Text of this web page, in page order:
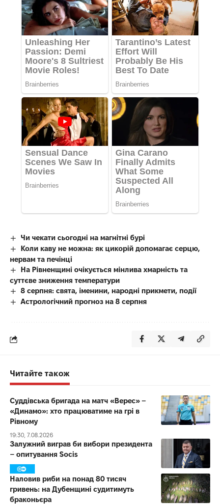
Чи чекати сьогодні на магнітні бурі
Коли каву не можна: як цикорій допомагає серцю,
нервам та печінці
На Рівненщині очікується мінлива хмарність та
суттєве зниження температури
8 серпня: свята, іменини, народні прикмети, події
Астрологічний прогноз на 8 серпня
Читайте також
Суддівська бригада на матч «Верес» –
«Динамо»: хто працюватиме на грі в
Рівному
19:30, 7.08.2026
Залужний виграв би вибори президента
– опитування Socis
Наловив риби на понад 80 тисяч
гривень: на Дубенщині судитимуть
браконьєра